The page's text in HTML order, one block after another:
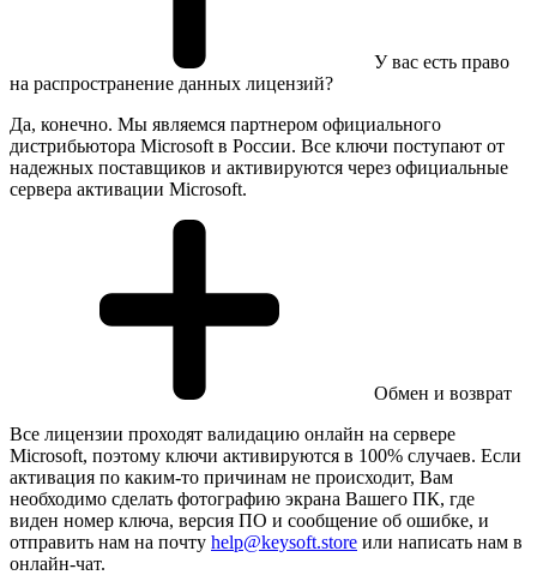
У вас есть право
на распространение данных лицензий?
Да, конечно. Мы являемся партнером официального
дистрибьютора Microsoft в России. Все ключи поступают от
надежных поставщиков и активируются через официальные
сервера активации Microsoft.
Обмен и возврат
Все лицензии проходят валидацию онлайн на сервере
Microsoft, поэтому ключи активируются в 100% случаев. Если
активация по каким-то причинам не происходит, Вам
необходимо сделать фотографию экрана Вашего ПК, где
виден номер ключа, версия ПО и сообщение об ошибке, и
отправить нам на почту help@keysoft.store или написать нам в
онлайн-чат.